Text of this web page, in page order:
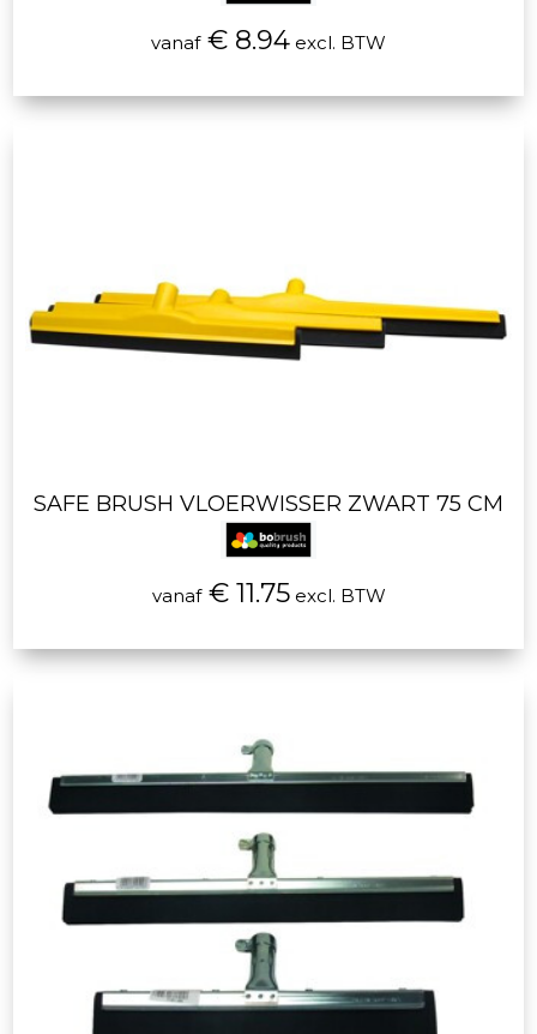
vanaf€ 8.94 excl. BTW
SAFE BRUSH VLOERWISSER ZWART 75 CM
vanaf€ 11.75excl. BTW